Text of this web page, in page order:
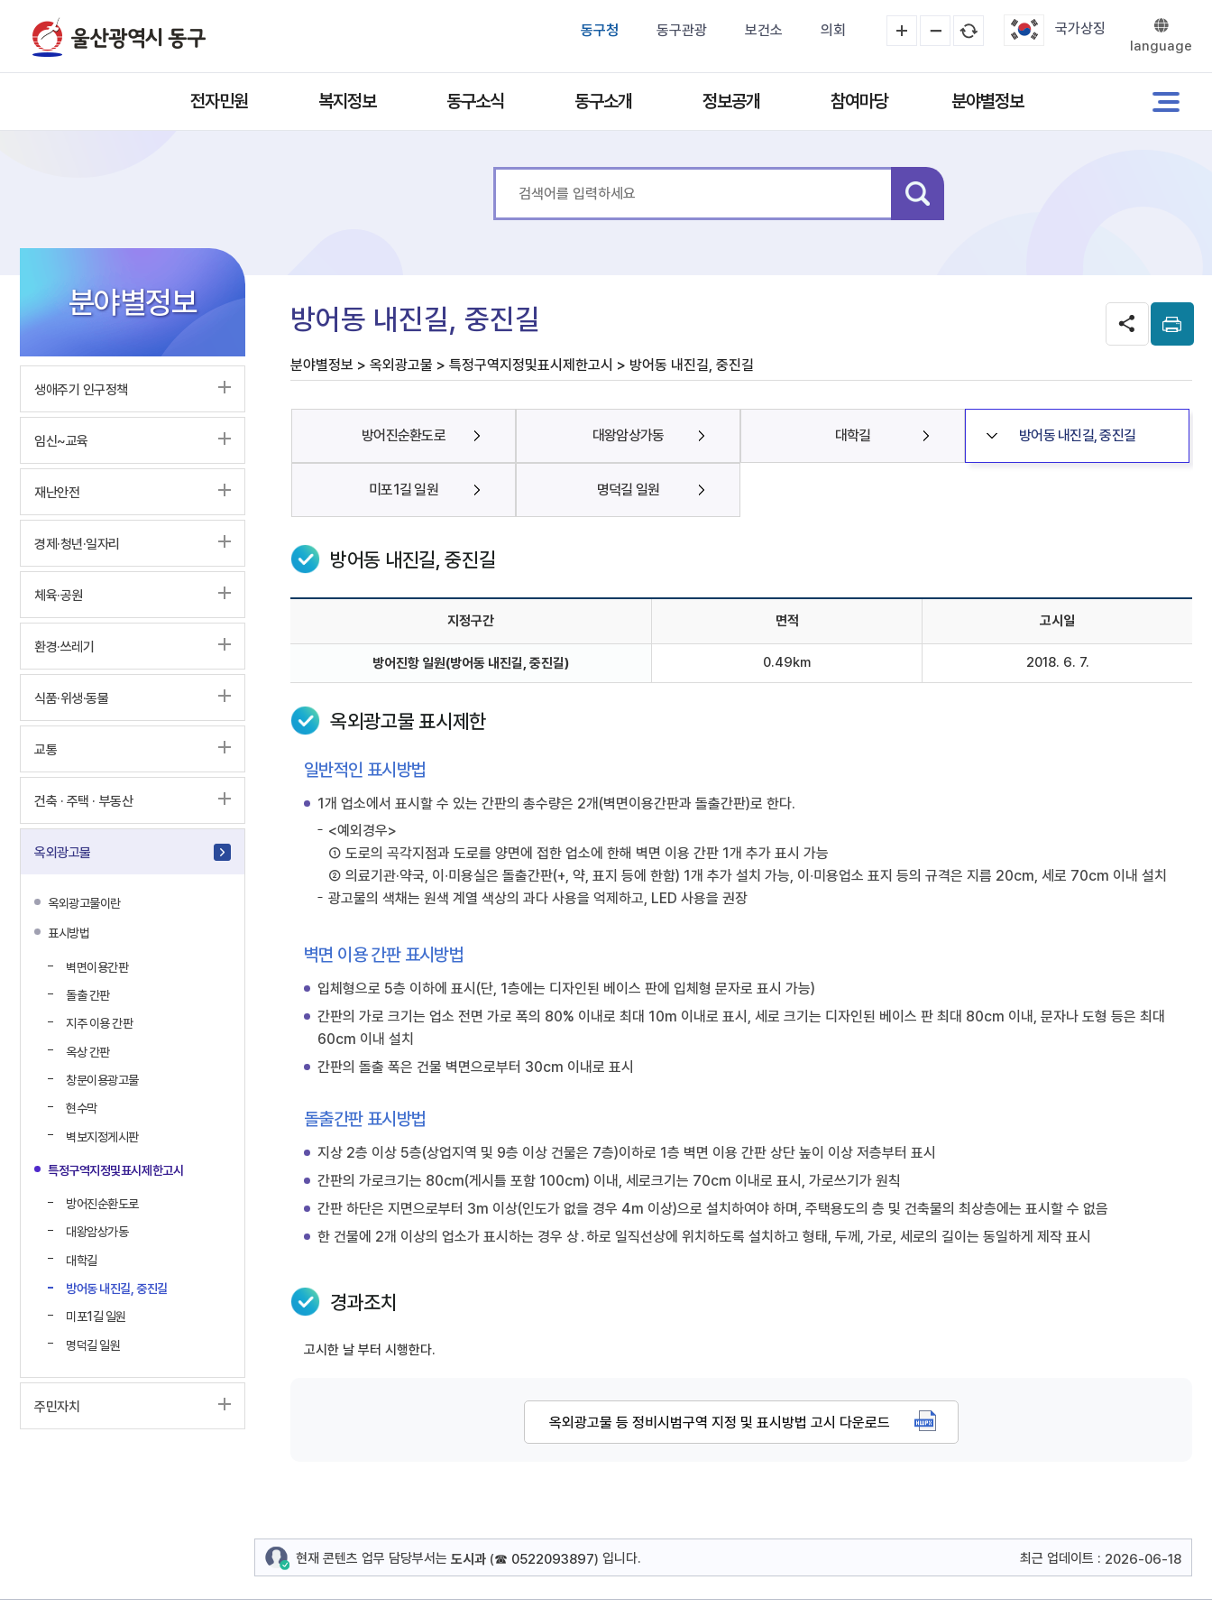
동구청 동구관광 보건소 의회 국가상징
language
전자민원 복지정보 동구소식 동구소개 정보공개 참여마당 분야별정보
분야별정보
생애주기 인구정책
임신~교육
재난안전
경제·청년·일자리
체육·공원
환경·쓰레기
식품·위생·동물
교통
건축 · 주택 · 부동산
옥외광고물
옥외광고물이란
표시방법
벽면이용간판
돌출 간판
지주 이용 간판
옥상 간판
창문이용광고물
현수막
벽보지정게시판
특정구역지정및표시제한고시
방어진순환도로
대왕암상가동
대학길
방어동 내진길, 중진길
미포1길 일원
명덕길 일원
주민자치
방어동 내진길, 중진길
분야별정보 > 옥외광고물 > 특정구역지정및표시제한고시 > 방어동 내진길, 중진길
방어진순환도로 대왕암상가동 대학길 방어동 내진길, 중진길
미포1길 일원 명덕길 일원
방어동 내진길, 중진길
지정구간 면적 고시일
방어진항 일원(방어동 내진길, 중진길) 0.49km 2018. 6. 7.
옥외광고물 표시제한
일반적인 표시방법
1개 업소에서 표시할 수 있는 간판의 총수량은 2개(벽면이용간판과 돌출간판)로 한다.
<예외경우>
① 도로의 곡각지점과 도로를 양면에 접한 업소에 한해 벽면 이용 간판 1개 추가 표시 가능
② 의료기관·약국, 이∙미용실은 돌출간판(+, 약, 표지 등에 한함) 1개 추가 설치 가능, 이∙미용업소 표지 등의 규격은 지름 20cm, 세로 70cm 이내 설치
광고물의 색채는 원색 계열 색상의 과다 사용을 억제하고, LED 사용을 권장
벽면 이용 간판 표시방법
입체형으로 5층 이하에 표시(단, 1층에는 디자인된 베이스 판에 입체형 문자로 표시 가능)
간판의 가로 크기는 업소 전면 가로 폭의 80% 이내로 최대 10m 이내로 표시, 세로 크기는 디자인된 베이스 판 최대 80cm 이내, 문자나 도형 등은 최대
60cm 이내 설치
간판의 돌출 폭은 건물 벽면으로부터 30cm 이내로 표시
돌출간판 표시방법
지상 2층 이상 5층(상업지역 및 9층 이상 건물은 7층)이하로 1층 벽면 이용 간판 상단 높이 이상 저층부터 표시
간판의 가로크기는 80cm(게시틀 포함 100cm) 이내, 세로크기는 70cm 이내로 표시, 가로쓰기가 원칙
간판 하단은 지면으로부터 3m 이상(인도가 없을 경우 4m 이상)으로 설치하여야 하며, 주택용도의 층 및 건축물의 최상층에는 표시할 수 없음
한 건물에 2개 이상의 업소가 표시하는 경우 상․하로 일직선상에 위치하도록 설치하고 형태, 두께, 가로, 세로의 길이는 동일하게 제작 표시
경과조치
고시한 날 부터 시행한다.
옥외광고물 등 정비시범구역 지정 및 표시방법 고시 다운로드
현재 콘텐츠 업무 담당부서는 도시과 (☎ 0522093897) 입니다. 최근 업데이트 : 2026-06-18